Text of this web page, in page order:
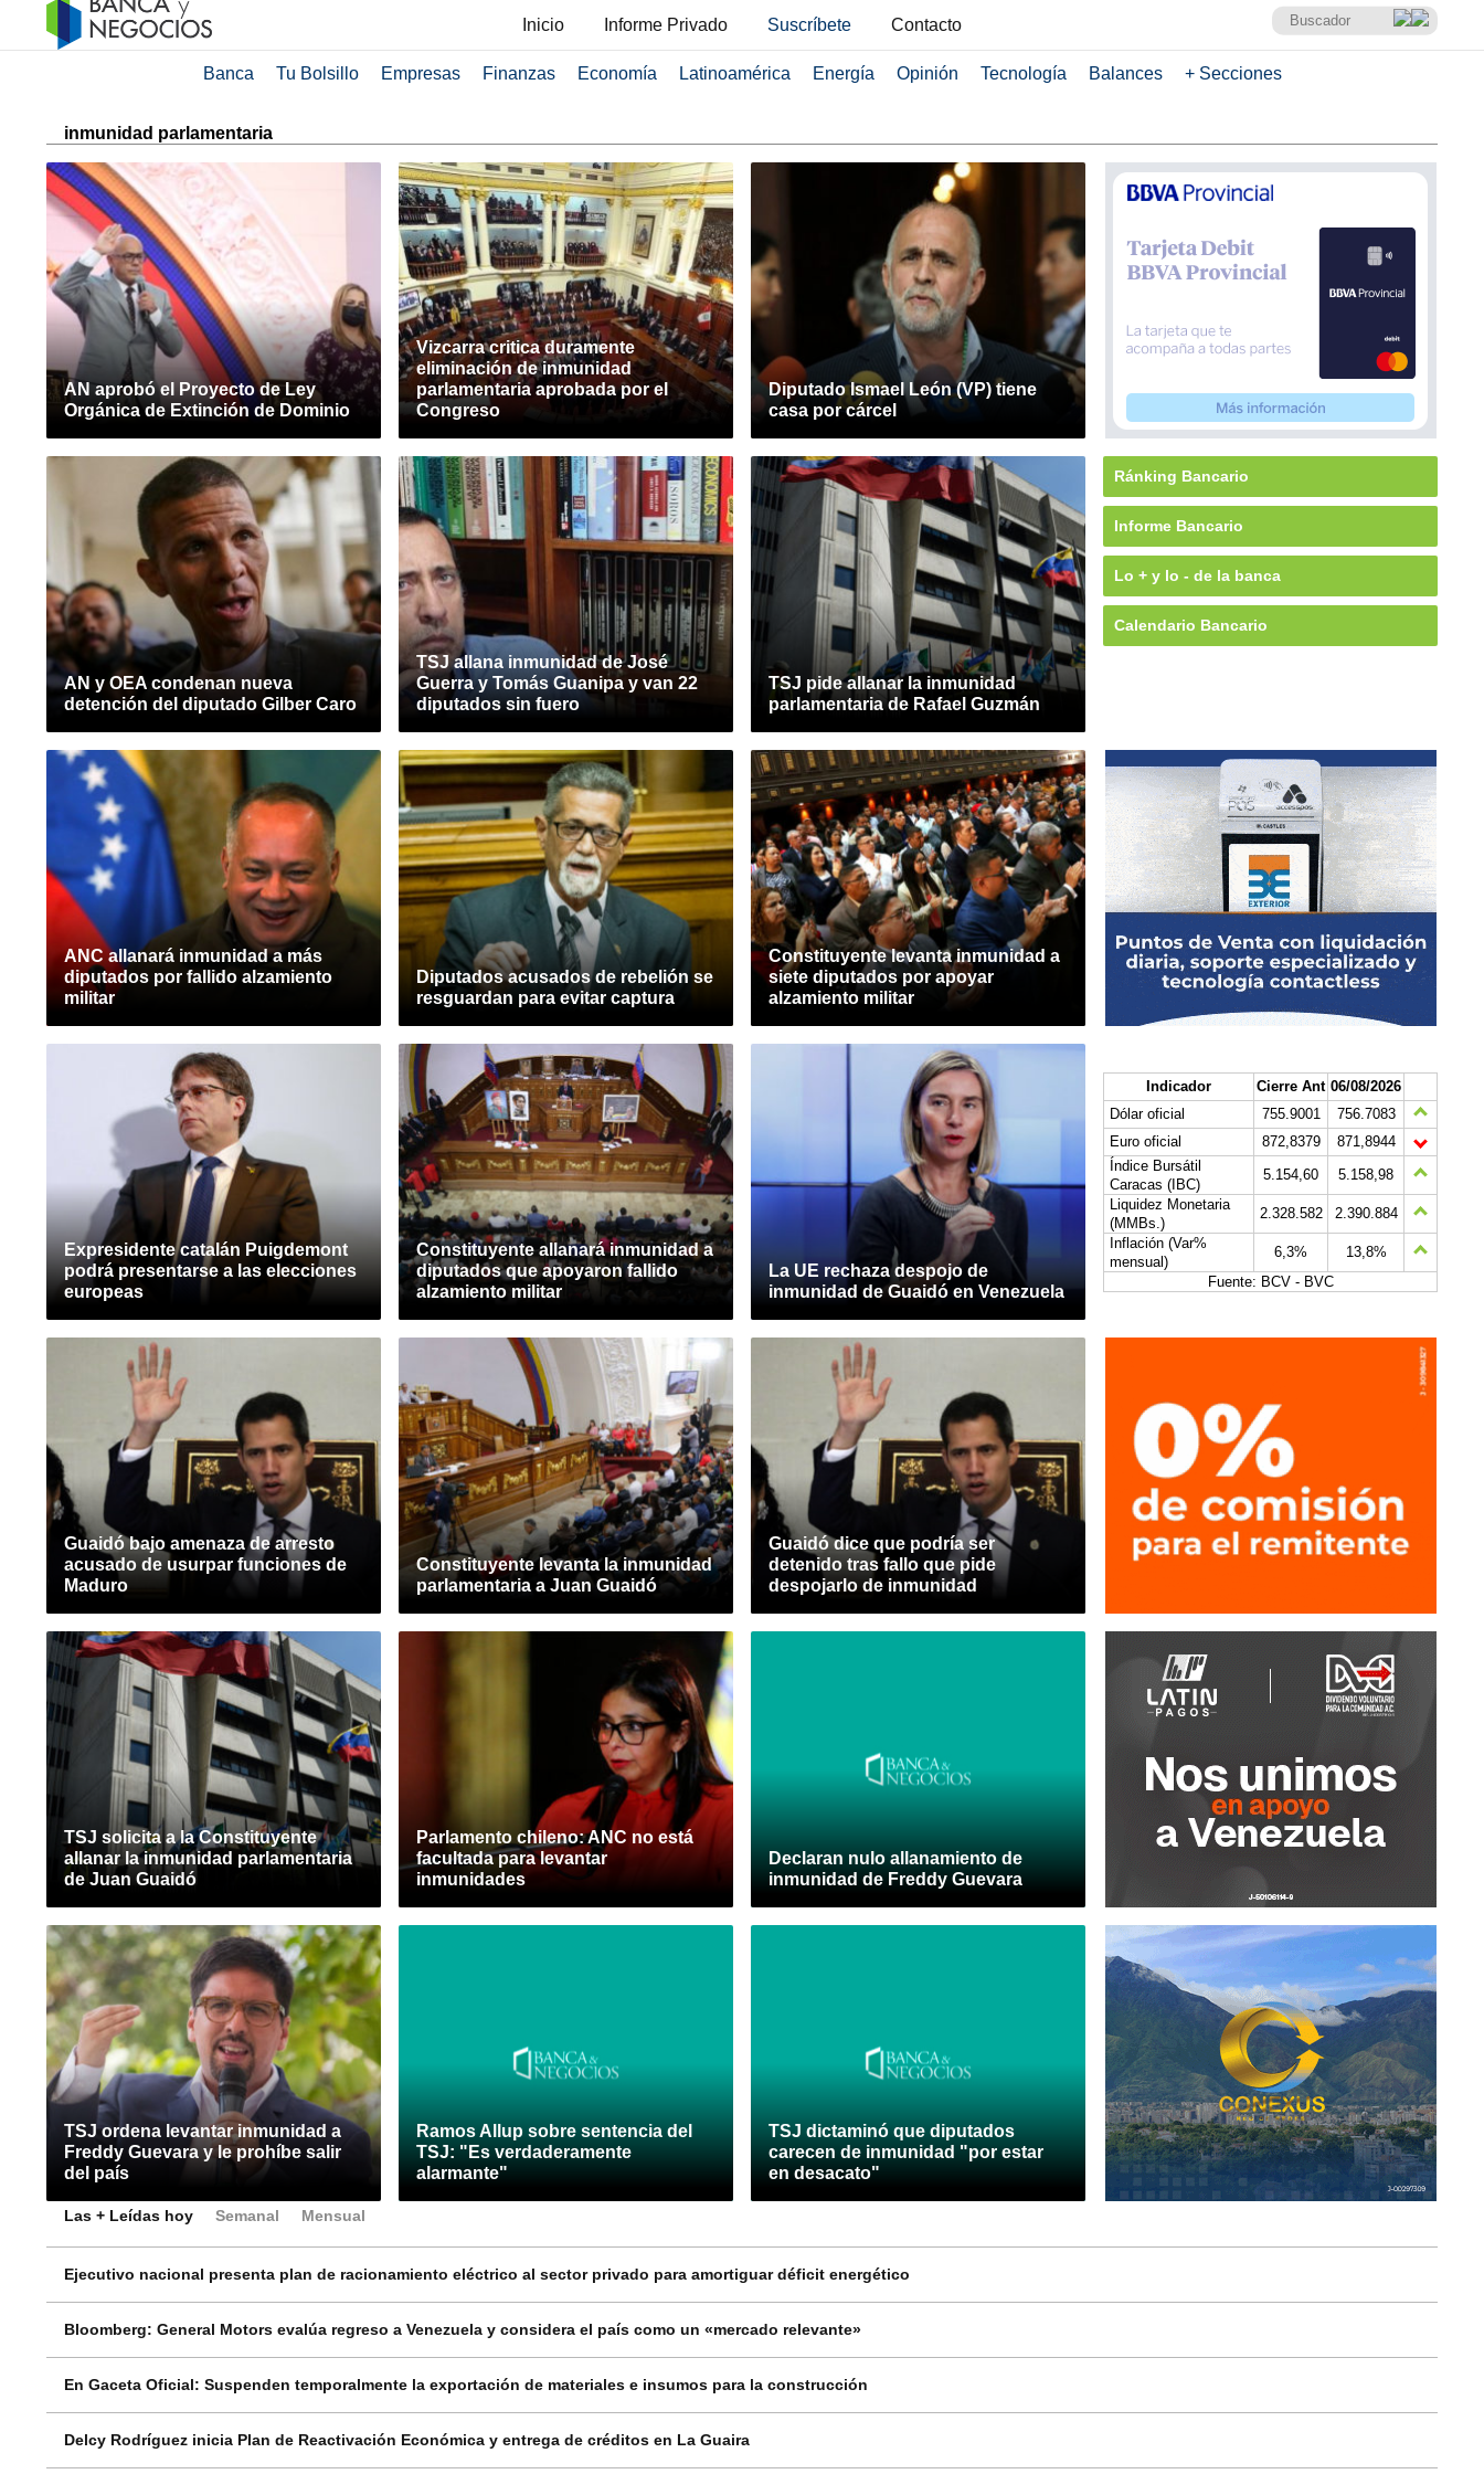
Inicio Informe Privado Suscríbete Contacto
Banca Tu Bolsillo Empresas Finanzas Economía Latinoamérica Energía Opinión Tecnología Balances + Secciones
inmunidad parlamentaria
AN aprobó el Proyecto de Ley
Orgánica de Extinción de Dominio
Vizcarra critica duramente
eliminación de inmunidad
parlamentaria aprobada por el
Congreso
Diputado Ismael León (VP) tiene
casa por cárcel
AN y OEA condenan nueva
detención del diputado Gilber Caro
TSJ allana inmunidad de José
Guerra y Tomás Guanipa y van 22
diputados sin fuero
TSJ pide allanar la inmunidad
parlamentaria de Rafael Guzmán
ANC allanará inmunidad a más
diputados por fallido alzamiento
militar
Diputados acusados de rebelión se
resguardan para evitar captura
Constituyente levanta inmunidad a
siete diputados por apoyar
alzamiento militar
Expresidente catalán Puigdemont
podrá presentarse a las elecciones
europeas
Constituyente allanará inmunidad a
diputados que apoyaron fallido
alzamiento militar
La UE rechaza despojo de
inmunidad de Guaidó en Venezuela
Guaidó bajo amenaza de arresto
acusado de usurpar funciones de
Maduro
Constituyente levanta la inmunidad
parlamentaria a Juan Guaidó
Guaidó dice que podría ser
detenido tras fallo que pide
despojarlo de inmunidad
TSJ solicita a la Constituyente
allanar la inmunidad parlamentaria
de Juan Guaidó
Parlamento chileno: ANC no está
facultada para levantar
inmunidades
Declaran nulo allanamiento de
inmunidad de Freddy Guevara
TSJ ordena levantar inmunidad a
Freddy Guevara y le prohíbe salir
del país
Ramos Allup sobre sentencia del
TSJ: "Es verdaderamente
alarmante"
TSJ dictaminó que diputados
carecen de inmunidad "por estar
en desacato"
Ránking Bancario
Informe Bancario
Lo + y lo - de la banca
Calendario Bancario
Indicador Cierre Ant 06/08/2026
Dólar oficial
755.9001
756.7083
Euro oficial
872,8379
871,8944
Índice Bursátil
Caracas (IBC)
5.154,60
5.158,98
Liquidez Monetaria
(MMBs.)
2.328.582
2.390.884
Inflación (Var%
mensual)
6,3%
13,8%
Fuente: BCV - BVC
Las + Leídas hoy Semanal Mensual
Ejecutivo nacional presenta plan de racionamiento eléctrico al sector privado para amortiguar déficit energético
Bloomberg: General Motors evalúa regreso a Venezuela y considera el país como un «mercado relevante»
En Gaceta Oficial: Suspenden temporalmente la exportación de materiales e insumos para la construcción
Delcy Rodríguez inicia Plan de Reactivación Económica y entrega de créditos en La Guaira